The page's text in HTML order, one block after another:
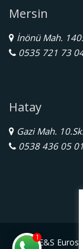
Mersin
İnönü Mah.
0535 721 73
Hatay
Gazi Mah.
0538 436 05 01
E&S
1